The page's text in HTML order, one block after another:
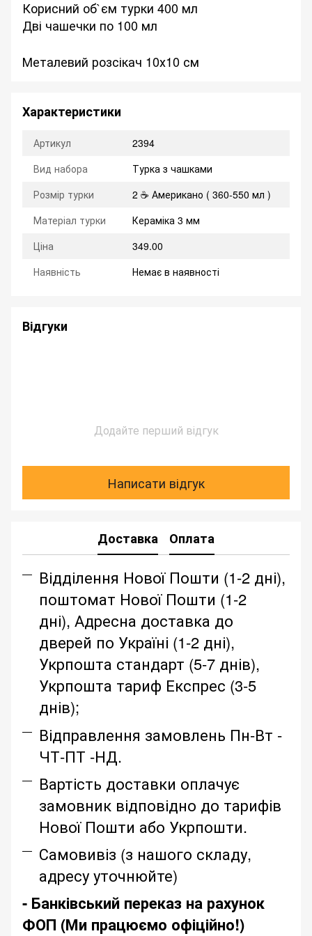
Корисний об`єм турки 400 мл
Дві чашечки по 100 мл
Металевий розсікач 10х10 см
Характеристики
Артикул
2394
Вид набора
Турка з чашками
Розмір турки
2 ☕ Американо ( 360-550 мл )
Матеріал турки
Кераміка 3 мм
Ціна
349.00
Наявність
Немає в наявності
Відгуки
Додайте перший відгук
Написати відгук
Доставка Оплата
Відділення Нової Пошти (1-2 дні),
поштомат Нової Пошти (1-2
дні), Адресна доставка до
дверей по Україні (1-2 дні),
Укрпошта стандарт (5-7 днів),
Укрпошта тариф Експрес (3-5
днів);
Відправлення замовлень Пн-Вт -
ЧТ-ПТ -НД.
Вартість доставки оплачує
замовник відповідно до тарифів
Нової Пошти або Укрпошти.
Самовивіз (з нашого складу,
адресу уточнюйте)
- Банківський переказ на рахунок
ФОП (Ми працюємо офіційно!)